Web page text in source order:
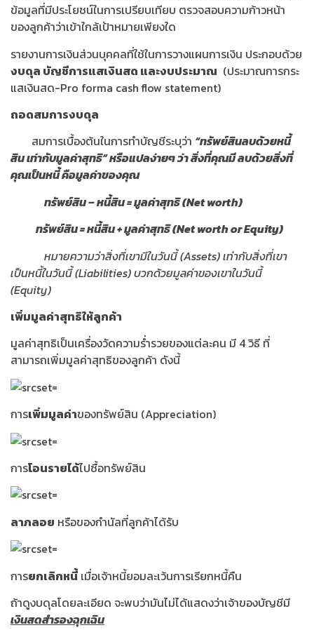
ข้อมูลที่มีประโยชน์ในการเปรียบเทียบ ตรวจสอบความก้าวหน้า
ของลูกค้าว่าเข้าใกล้เป้าหมายเพียงใด
รายงานการเงินส่วนบุคคลที่ใช้ในการวางแผนการเงิน ประกอบด้วย
งบดุล บัญชีการแสเงินสด และงบประมาณ (ประมาณการกระ
แสเงินสด-Pro forma cash flow statement)
ถอดสมการงบดุล
สมการเบื้องต้นในการทำบัญชีระบุว่า “ทรัพย์สินลบด้วยหนี้
สิน เท่ากับมูลค่าสุทธิ” หรือแปลง่ายๆ ว่า สิ่งที่คุณมี ลบด้วยสิ่งที่
คุณเป็นหนี้ คือมูลค่าของคุณ
ทรัพย์สิน – หนี้สิน= มูลค่าสุทธิ (Net worth)
ทรัพย์สิน = หนี้สิน + มูลค่าสุทธิ (Net worth or Equity)
หมายความว่าสิ่งที่เขามีในวันนี้ (Assets) เท่ากับสิ่งที่เขา
เป็นหนี้ในวันนี้ (Liabilities) บวกด้วยมูลค่าของเขาในวันนี้
(Equity)
เพิ่มมูลค่าสุทธิให้ลูกค้า
มูลค่าสุทธิเป็นเครื่องวัดความร่ำรวยของแต่ละคน มี 4 วิธี ที่
สามารถเพิ่มมูลค่าสุทธิของลูกค้า ดังนี้
การเพิ่มมูลค่าของทรัพย์สิน (Appreciation)
การโอนรายได้ไปซื้อทรัพย์สิน
ลาภลอย หรือของกำนัลที่ลูกค้าได้รับ
การยกเลิกหนี้ เมื่อเจ้าหนี้ยอมละเว้นการเรียกหนี้คืน
ถ้าดูงบดุลโดยละเอียด จะพบว่ามันไม่ได้แสดงว่าเจ้าของบัญชีมี
เงินสดสำรองฉุกเฉิน